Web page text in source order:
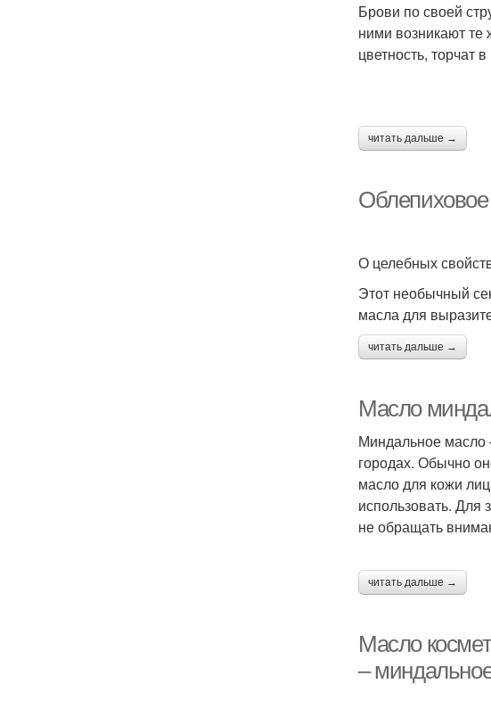
Брови по своей
ними возникают
цветность, торчат
читать дальше →
О целебных
Этот необычный
масла для
читать дальше →
Масло
Миндальное масло
городах. Обычно
масло для кожи
использовать. Для
не обращать
читать дальше →
Масло
–